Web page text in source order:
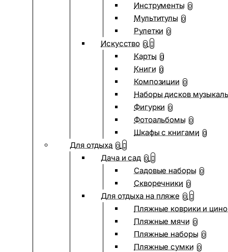
Инструменты 0
Мультитулы 0
Рулетки 0
Искусство 0
Карты 0
Книги 0
Композиции 0
Наборы дисков
Фигурки 0
Фотоальбомы 0
Шкафы с книгами 0
Для отдыха 0
Дача и сад 0
Садовые наборы 0
Скворечники 0
Для отдыха на пляже 0
Пляжные коврики и
Пляжные мячи 0
Пляжные наборы 0
Пляжные сумки 0